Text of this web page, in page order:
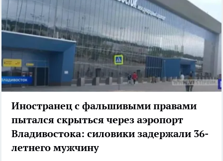
Иностранец с фальшивыми правами
пытался скрыться через аэропорт
Владивостока: силовики задержали 36-
летнего мужчину